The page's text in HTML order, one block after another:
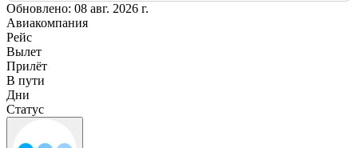
Обновлено: 08 авг. 2026 г.
Авиакомпания
Рейс
Вылет
Прилёт
В пути
Дни
Статус